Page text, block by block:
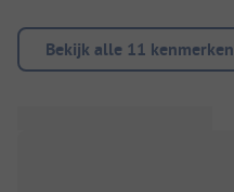
Bekijk alle 11 kenmerken